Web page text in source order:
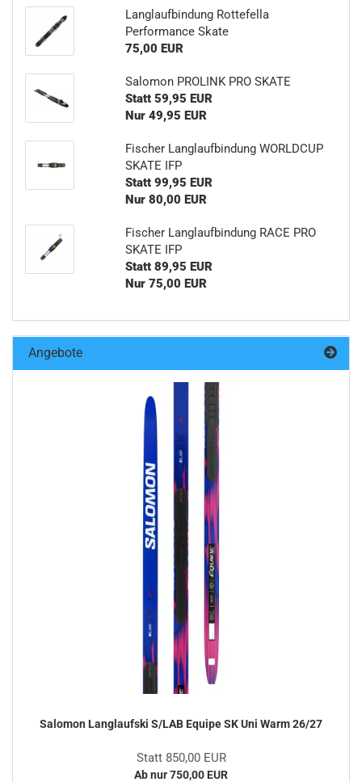
Langlaufbindung Rottefella
Performance Skate
75,00 EUR
Salomon PROLINK PRO SKATE
Statt 59,95 EUR
Nur 49,95 EUR
Fischer Langlaufbindung WORLDCUP
SKATE IFP
Statt 99,95 EUR
Nur 80,00 EUR
Fischer Langlaufbindung RACE PRO
SKATE IFP
Statt 89,95 EUR
Nur 75,00 EUR
Angebote
Salomon Langlaufski S/LAB Equipe SK Uni Warm 26/27
Statt 850,00 EUR
Ab nur 750,00 EUR